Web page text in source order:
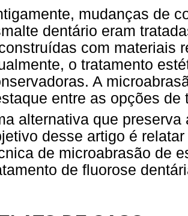
mudanças de
dentário eram
com materiais
o tratamento
A
entre as opções
alternativa que preserva
desse artigo é
de microabrasão de
de fluorose